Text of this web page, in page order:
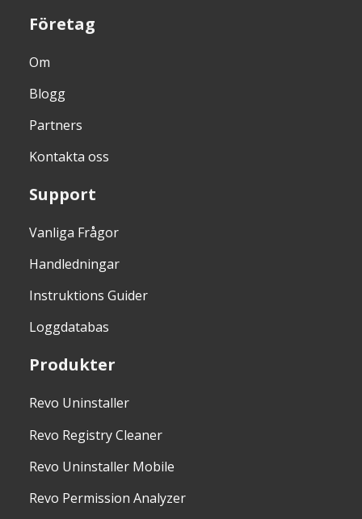
Företag
Om
Blogg
Partners
Kontakta oss
Support
Vanliga Frågor
Handledningar
Instruktions Guider
Loggdatabas
Produkter
Revo Uninstaller
Revo Registry Cleaner
Revo Uninstaller Mobile
Revo Permission Analyzer